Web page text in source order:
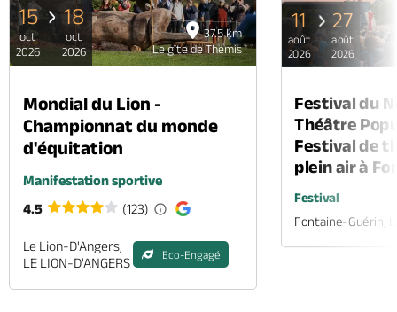
37.5 km
Le gîte de Thémis
15
oct
2026
18
oct
2026
Mondial du Lion -
Championnat du monde
d'équitation
Manifestation sportive
4.5
(123)
Le Lion-D'Angers,
LE LION-D'ANGERS
Eco-Engagé
11
août
2026
27
août
2026
Festival du
Théâtre
Festival de
plein air à
Festival
Fontaine-Guérin,